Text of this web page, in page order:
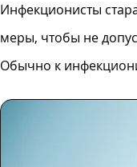
Инфекционисты
меры, чтобы не
Обычно к